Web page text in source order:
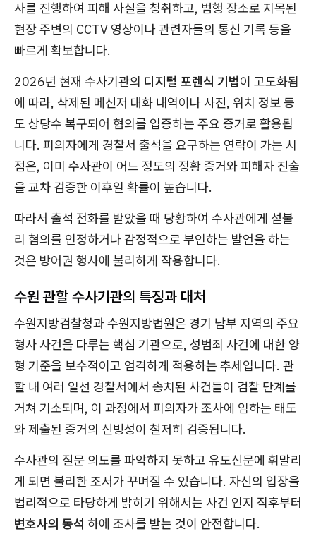
사를 진행하여 피해 사실을 청취하고, 범행 장소로 지목된
현장 주변의 CCTV 영상이나 관련자들의 통신 기록 등을
빠르게 확보합니다.
2026년 현재 수사기관의 디지털 포렌식 기법이 고도화됨
에 따라, 삭제된 메신저 대화 내역이나 사진, 위치 정보 등
도 상당수 복구되어 혐의를 입증하는 주요 증거로 활용됩
니다. 피의자에게 경찰서 출석을 요구하는 연락이 가는 시
점은, 이미 수사관이 어느 정도의 정황 증거와 피해자 진술
을 교차 검증한 이후일 확률이 높습니다.
따라서 출석 전화를 받았을 때 당황하여 수사관에게 섣불
리 혐의를 인정하거나 감정적으로 부인하는 발언을 하는
것은 방어권 행사에 불리하게 작용합니다.
수원 관할 수사기관의 특징과 대처
수원지방검찰청과 수원지방법원은 경기 남부 지역의 주요
형사 사건을 다루는 핵심 기관으로, 성범죄 사건에 대한 양
형 기준을 보수적이고 엄격하게 적용하는 추세입니다. 관
할 내 여러 일선 경찰서에서 송치된 사건들이 검찰 단계를
거쳐 기소되며, 이 과정에서 피의자가 조사에 임하는 태도
와 제출된 증거의 신빙성이 철저히 검증됩니다.
수사관의 질문 의도를 파악하지 못하고 유도신문에 휘말리
게 되면 불리한 조서가 꾸며질 수 있습니다. 자신의 입장을
법리적으로 타당하게 밝히기 위해서는 사건 인지 직후부터
변호사의 동석 하에 조사를 받는 것이 안전합니다.